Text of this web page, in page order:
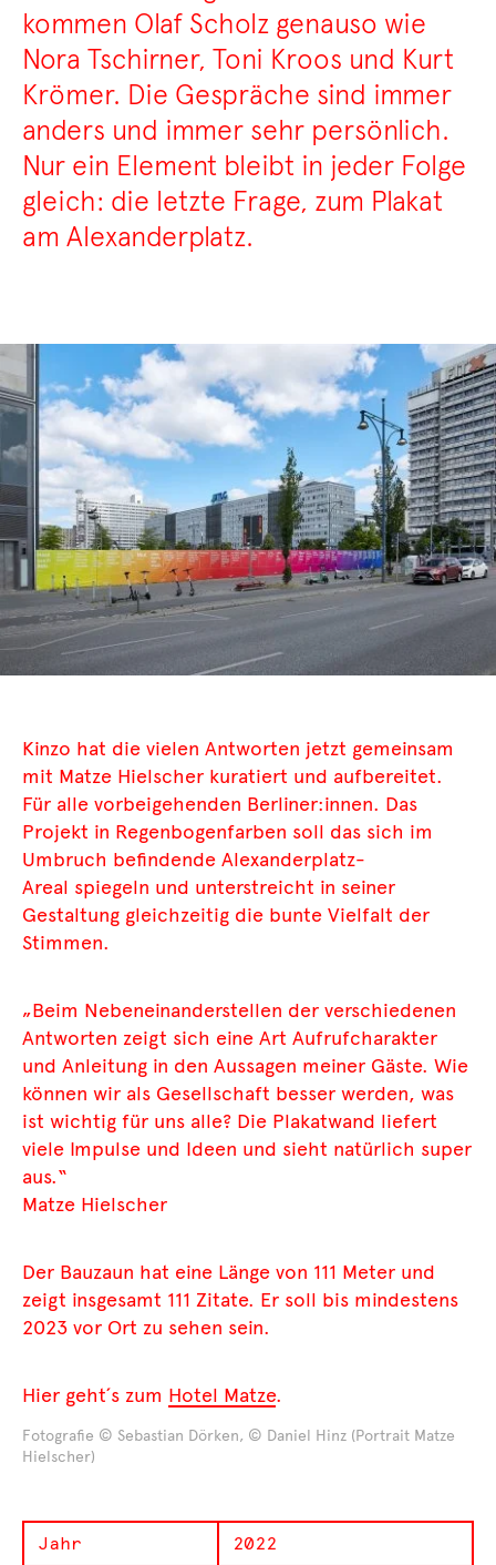
kommen Olaf Scholz genauso wie
Nora Tschirner, Toni Kroos und Kurt
Krömer. Die Gespräche sind immer
anders und immer sehr persönlich.
Nur ein Element bleibt in jeder Folge
gleich: die letzte Frage, zum Plakat
am Alexanderplatz.
Kinzo hat die vielen Antworten jetzt gemeinsam
mit Matze Hielscher kuratiert und aufbereitet.
Für alle vorbeigehenden Berliner:innen. Das
Projekt in Regenbogenfarben soll das sich im
Umbruch befindende Alexanderplatz-
Areal spiegeln und unterstreicht in seiner
Gestaltung gleichzeitig die bunte Vielfalt der
Stimmen.
„Beim Nebeneinanderstellen der verschiedenen
Antworten zeigt sich eine Art Aufrufcharakter
und Anleitung in den Aussagen meiner Gäste. Wie
können wir als Gesellschaft besser werden, was
ist wichtig für uns alle? Die Plakatwand liefert
viele Impulse und Ideen und sieht natürlich super
aus.“
Matze Hielscher
Der Bauzaun hat eine Länge von 111 Meter und
zeigt insgesamt 111 Zitate. Er soll bis mindestens
2023 vor Ort zu sehen sein.
Hier geht´s zum Hotel Matze.
Fotografie © Sebastian Dörken, © Daniel Hinz (Portrait Matze
Hielscher)
Jahr 2022